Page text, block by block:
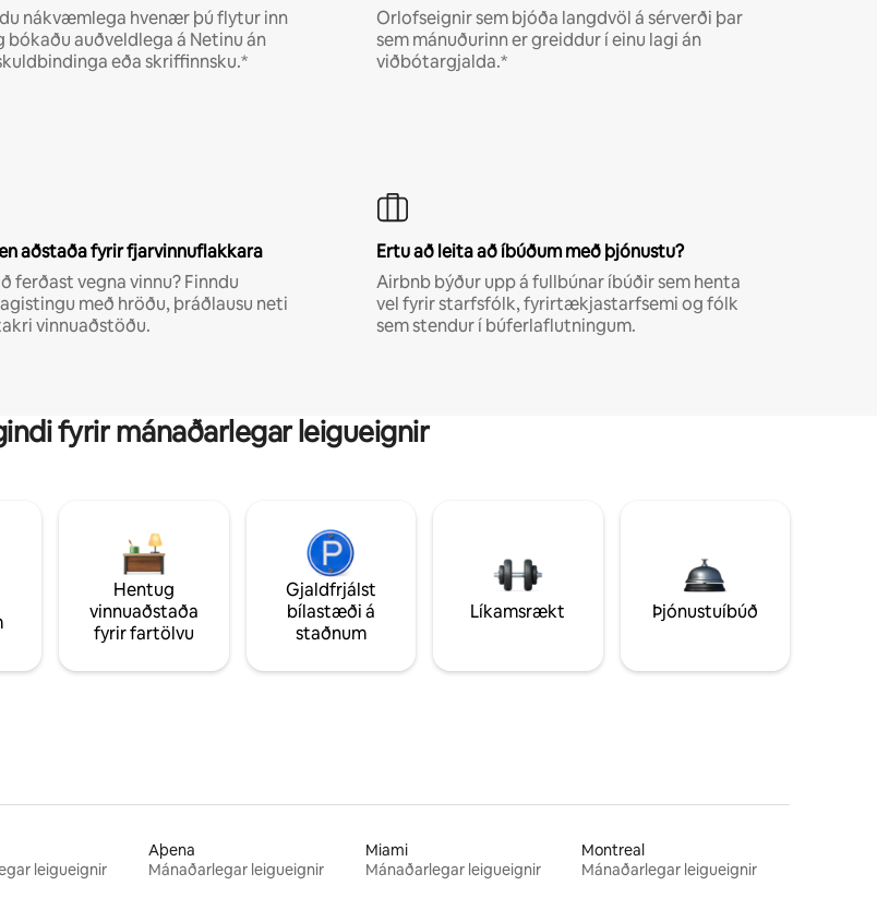
nákvæmlega hvenær þú flytur inn
bókaðu auðveldlega á Netinu án
eða skriffinnsku.*
Orlofseignir sem bjóða langdvöl á sérverði þar
sem mánuðurinn er greiddur í einu lagi án
viðbótargjalda.*
aðstaða fyrir fjarvinnuflakkara
ferðast vegna vinnu? Finndu
með hröðu, þráðlausu neti
vinnuaðstöðu.
Ertu að leita að íbúðum með þjónustu?
Airbnb býður upp á fullbúnar íbúðir sem henta
vel fyrir starfsfólk, fyrirtækjastarfsemi og fólk
sem stendur í búferlaflutningum.
fyrir mánaðarlegar leigueignir
Hentug
vinnuaðstaða
fyrir fartölvu
Gjaldfrjálst
bílastæði á
staðnum
Líkamsrækt Þjónustuíbúð
leigueignir
Aþena
Mánaðarlegar leigueignir
Miami
Mánaðarlegar leigueignir
Montreal
Mánaðarlegar leigueignir